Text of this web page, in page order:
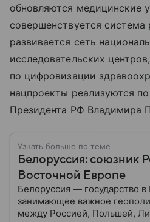
обновляются медицинские
совершенствуется система
развивается сеть
исследовательских
по цифровизации
нацпроекты реализуются
Президента РФ Владимира
Узнать больше по теме
Белоруссия: союзник
Восточной Европе
Белоруссия — государство
занимающее важное
между Россией, Польшей,